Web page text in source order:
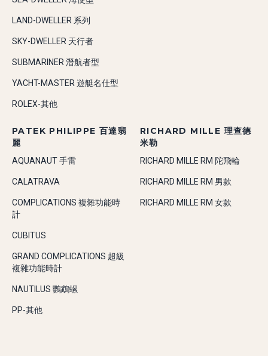
LAND-DWELLER 系列
SKY-DWELLER 天行者
SUBMARINER 潛航者型
YACHT-MASTER 遊艇名仕型
ROLEX-其他
PATEK PHILIPPE 百達翡
麗
AQUANAUT 手雷
CALATRAVA
COMPLICATIONS 複雜功能時
計
CUBITUS
GRAND COMPLICATIONS 超級
複雜功能時計
NAUTILUS 鸚鵡螺
PP-其他
RICHARD MILLE 理查德
米勒
RICHARD MILLE RM 陀飛輪
RICHARD MILLE RM 男款
RICHARD MILLE RM 女款